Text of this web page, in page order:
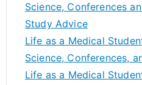
Science, Conferences
Study Advice
Life as a Medical
Science, Conferences,
Life as a Medical